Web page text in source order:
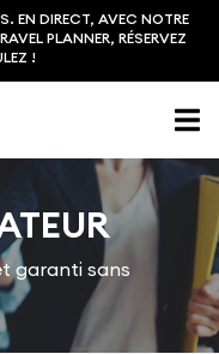
EN DIRECT, AVEC NOTRE
PLANNER, RÉSERVEZ
!
garanti sans